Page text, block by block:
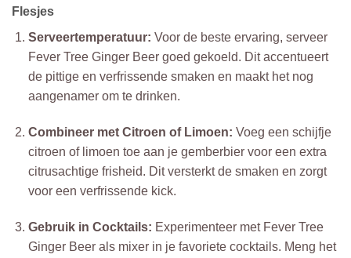
Flesjes
Serveertemperatuur: Voor de beste ervaring, serveer
Fever Tree Ginger Beer goed gekoeld. Dit accentueert
de pittige en verfrissende smaken en maakt het nog
aangenamer om te drinken.
Combineer met Citroen of Limoen: Voeg een schijfje
citroen of limoen toe aan je gemberbier voor een extra
citrusachtige frisheid. Dit versterkt de smaken en zorgt
voor een verfrissende kick.
Gebruik in Cocktails: Experimenteer met Fever Tree
Ginger Beer als mixer in je favoriete cocktails. Meng het